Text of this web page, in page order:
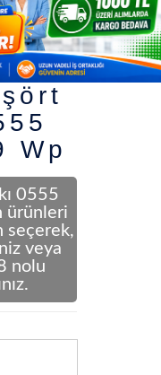
Wp
0555
ürünleri
seçerek,
veya
nolu